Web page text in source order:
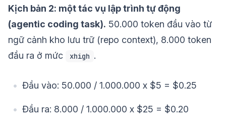
Kịch bản 2: một tác vụ lập trình tự động
(agentic coding task). 50.000 token đầu vào từ
ngữ cảnh kho lưu trữ (repo context), 8.000 token
đầu ra ở mức
xhigh .
Đầu vào: 50.000 / 1.000.000 x $5 = $0.25
Đầu ra: 8.000 / 1.000.000 x $25 = $0.20